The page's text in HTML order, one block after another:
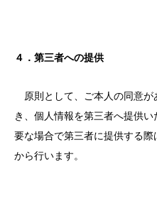
４．第三者への提供
原則として、ご本人の同意が
き、個人情報を第三者へ提供
要な場合で第三者に提供する
から行います。